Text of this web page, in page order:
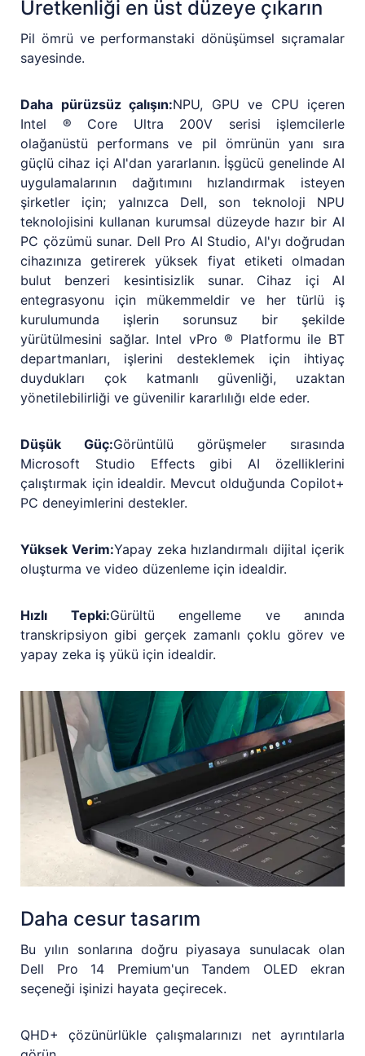
Üretkenliği en üst düzeye çıkarın
Pil ömrü ve performanstaki dönüşümsel sıçramalar
sayesinde.
Daha pürüzsüz çalışın:NPU, GPU ve CPU içeren
Intel ® Core Ultra 200V serisi işlemcilerle
olağanüstü performans ve pil ömrünün yanı sıra
güçlü cihaz içi AI'dan yararlanın. İşgücü genelinde AI
uygulamalarının dağıtımını hızlandırmak isteyen
şirketler için; yalnızca Dell, son teknoloji NPU
teknolojisini kullanan kurumsal düzeyde hazır bir AI
PC çözümü sunar. Dell Pro AI Studio, AI'yı doğrudan
cihazınıza getirerek yüksek fiyat etiketi olmadan
bulut benzeri kesintisizlik sunar. Cihaz içi AI
entegrasyonu için mükemmeldir ve her türlü iş
kurulumunda işlerin sorunsuz bir şekilde
yürütülmesini sağlar. Intel vPro ® Platformu ile BT
departmanları, işlerini desteklemek için ihtiyaç
duydukları çok katmanlı güvenliği, uzaktan
yönetilebilirliği ve güvenilir kararlılığı elde eder.
Düşük Güç:Görüntülü görüşmeler sırasında
Microsoft Studio Effects gibi AI özelliklerini
çalıştırmak için idealdir. Mevcut olduğunda Copilot+
PC deneyimlerini destekler.
Yüksek Verim:Yapay zeka hızlandırmalı dijital içerik
oluşturma ve video düzenleme için idealdir.
Hızlı Tepki:Gürültü engelleme ve anında
transkripsiyon gibi gerçek zamanlı çoklu görev ve
yapay zeka iş yükü için idealdir.
Daha cesur tasarım
Bu yılın sonlarına doğru piyasaya sunulacak olan
Dell Pro 14 Premium'un Tandem OLED ekran
seçeneği işinizi hayata geçirecek.
QHD+ çözünürlükle çalışmalarınızı net ayrıntılarla